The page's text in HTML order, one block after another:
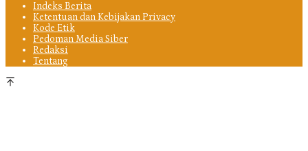
Indeks Berita
Ketentuan dan Kebijakan Privacy
Kode Etik
Pedoman Media Siber
Redaksi
Tentang